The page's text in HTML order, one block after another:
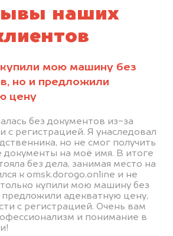
наших
мою машину без
но и предложили
цену
без документов из-за
с регистрацией. Я унаследовал
но не смог получить
документы на моё имя. В итоге
без дела, занимая место на
к omsk.dorogo.online и не
купили мою машину без
адекватную цену,
с регистрацией. Очень вам
и понимание в